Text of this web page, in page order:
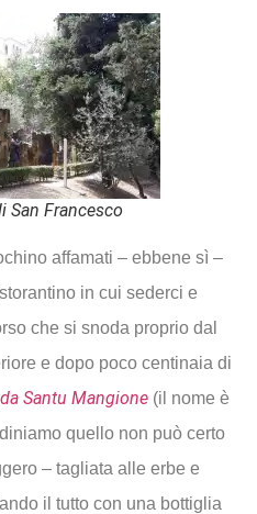
San Francesco
affamati – ebbene sì –
in cui sederci e
che si snoda proprio dal
e dopo poco centinaia di
Santu Mangione (il nome è
quello non può certo
– tagliata alle erbe e
il tutto con una bottiglia